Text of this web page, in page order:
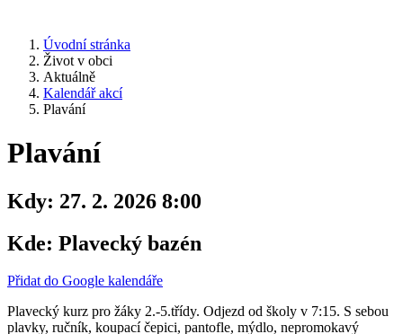
Úvodní stránka
Život v obci
Aktuálně
Kalendář akcí
Plavání
Plavání
Kdy: 27. 2. 2026 8:00
Kde: Plavecký bazén
Přidat do Google kalendáře
Plavecký kurz pro žáky 2.-5.třídy. Odjezd od školy v 7:15. S sebou
plavky, ručník, koupací čepici, pantofle, mýdlo, nepromokavý